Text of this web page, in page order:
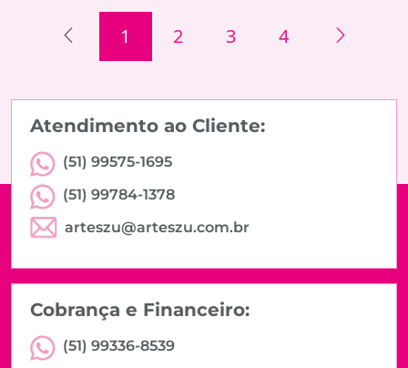
1 2 3 4
Atendimento ao Cliente:
(51) 99575-1695
(51) 99784-1378
arteszu@arteszu.com.br
Cobrança e Financeiro:
(51) 99336-8539